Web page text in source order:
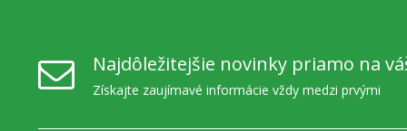
Najdôležitejšie novinky priamo na
Získajte zaujímavé informácie vždy medzi prvými